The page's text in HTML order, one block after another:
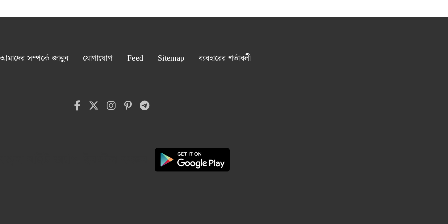
আমাদের সম্পর্কে জানুন যোগাযোগ Feed Sitemap ব্যবহারের শর্তাবলী